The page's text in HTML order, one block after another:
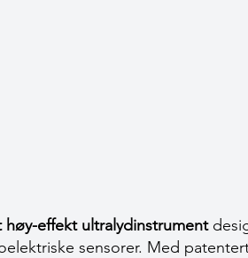
effekt ultralydinstrument
sensorer. Med